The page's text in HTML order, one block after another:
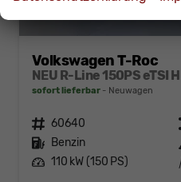
Volkswagen T-Roc
sofort lieferbar Neuwagen
Fahrzeugnr. 60640
Kraftstoff Benzin
Leistung 110 kW (150 PS)